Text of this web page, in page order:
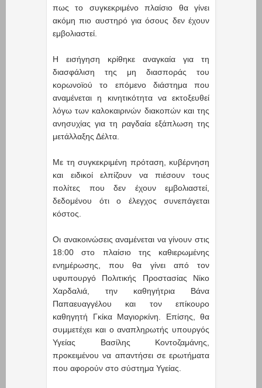
πως το συγκεκριμένο πλαίσιο θα γίνει
ακόμη πιο αυστηρό για όσους δεν έχουν
εμβολιαστεί.
Η εισήγηση κρίθηκε αναγκαία για τη
διασφάλιση της μη διασποράς του
κορωνοϊού το επόμενο διάστημα που
αναμένεται η κινητικότητα να εκτοξευθεί
λόγω των καλοκαιρινών διακοπών και της
ανησυχίας για τη ραγδαία εξάπλωση της
μετάλλαξης Δέλτα.
Με τη συγκεκριμένη πρόταση, κυβέρνηση
και ειδικοί ελπίζουν να πιέσουν τους
πολίτες που δεν έχουν εμβολιαστεί,
δεδομένου ότι ο έλεγχος συνεπάγεται
κόστος.
Οι ανακοινώσεις αναμένεται να γίνουν στις
18:00 στο πλαίσιο της καθιερωμένης
ενημέρωσης, που θα γίνει από τον
υφυπουργό Πολιτικής Προστασίας Νίκο
Χαρδαλιά, την καθηγήτρια Βάνα
Παπαευαγγέλου και τον επίκουρο
καθηγητή Γκίκα Μαγιορκίνη. Επίσης, θα
συμμετέχει και ο αναπληρωτής υπουργός
Υγείας Βασίλης Κοντοζαμάνης,
προκειμένου να απαντήσει σε ερωτήματα
που αφορούν στο σύστημα Υγείας.